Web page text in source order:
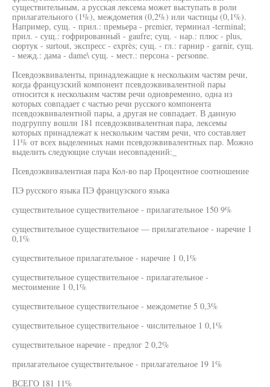
существительным, а русская лексема может выступать в роли
прилагательного (1%), междометия (0,2%) или частицы (0,1%).
Например, сущ. - прил.: премьера - premier, терминал -terminal;
прил. - сущ.: гофрированный - gaufre; сущ. - нар.: плюс - plus,
сюртук - surtout, экспресс - exprès; сущ. - гл.: гарнир - garnir, сущ.
- межд.: дама - dame\ сущ. - мест.: персона - personne.
Псевдоэквиваленты, принадлежащие к нескольким частям речи,
когда французский компонент псевдоэквивалентной пары
относится к нескольким частям речи одновременно, одна из
которых совпадает с частью речи русского компонента
псевдоэквивалентной пары, а другая не совпадает. В данную
подгруппу вошли 181 псевдоэквивалентная пара, лексемы
которых принадлежат к нескольким частям речи, что составляет
11% от всех выделенных нами псевдоэквивалентных пар. Можно
выделить следующие случаи несовпадений:_
Псевдоэквивалентная пара Кол-во пар Процентное соотношение
ПЭ русского языка ПЭ французского языка
существительное существительное - прилагательное 150 9%
существительное существительное — прилагательное - наречие 1
0,1%
существительное прилагательное - наречие 1 0,1%
существительное существительное - прилагательное -
местоимение 1 0,1%
существительное существительное - междометие 5 0,3%
существительное существительное - числительное 1 0,1%
существительное наречие - предлог 2 0,2%
прилагательное существительное - прилагательное 19 1%
ВСЕГО 181 11%